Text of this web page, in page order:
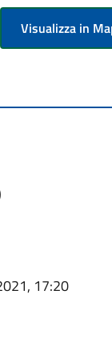
Visualizza in
17:20